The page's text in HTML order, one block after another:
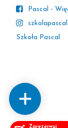
Zarezerwuj
Pascal -
szkolapascal
Szkoła Pascal